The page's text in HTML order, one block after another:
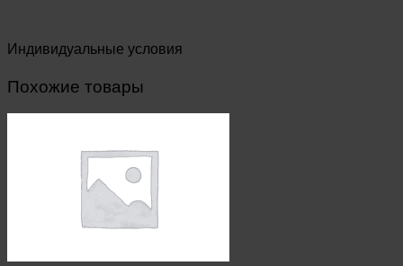
Индивидуальные условия
Похожие товары